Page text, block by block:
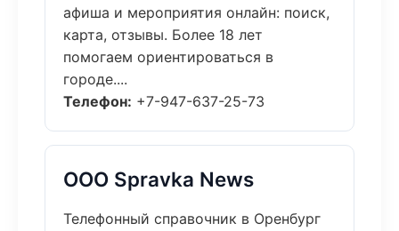
афиша и мероприятия онлайн: поиск,
карта, отзывы. Более 18 лет
помогаем ориентироваться в
городе....
Телефон: +7-947-637-25-73
ООО Spravka News
Телефонный справочник в Оренбург